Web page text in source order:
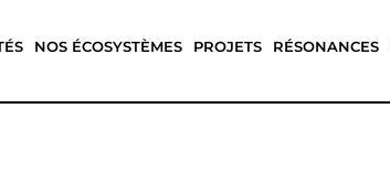
NOS ÉCOSYSTÈMES PROJETS RÉSONANCES